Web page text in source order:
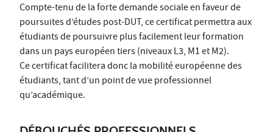
Compte-tenu de la forte demande sociale en faveur de
poursuites d’études post-DUT, ce certificat permettra aux
étudiants de poursuivre plus facilement leur formation
dans un pays européen tiers (niveaux L3, M1 et M2).
Ce certificat facilitera donc la mobilité européenne des
étudiants, tant d’un point de vue professionnel
qu’académique.